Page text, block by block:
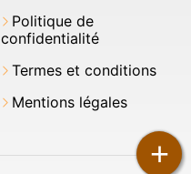
+
Politique de
confidentialité
Termes et conditions
Mentions légales